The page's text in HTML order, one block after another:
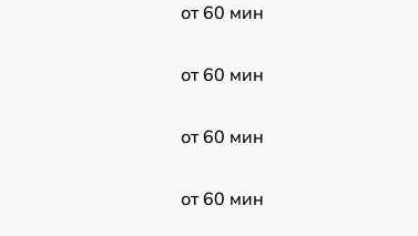
от 60 мин
от 60 мин
от 60 мин
от 60 мин